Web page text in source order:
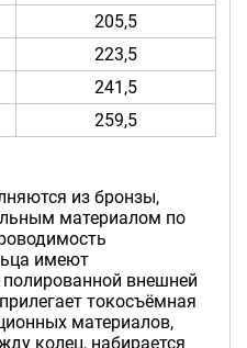
205,5
223,5
241,5
259,5
из бронзы,
материалом по
имеют
внешней
токосъёмная
материалов,
колец, набирается